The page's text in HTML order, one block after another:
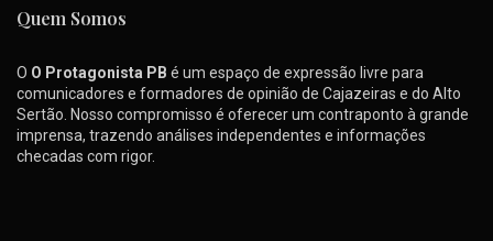
Quem Somos
O O Protagonista PB é um espaço de expressão livre para
comunicadores e formadores de opinião de Cajazeiras e do Alto
Sertão. Nosso compromisso é oferecer um contraponto à grande
imprensa, trazendo análises independentes e informações
checadas com rigor.